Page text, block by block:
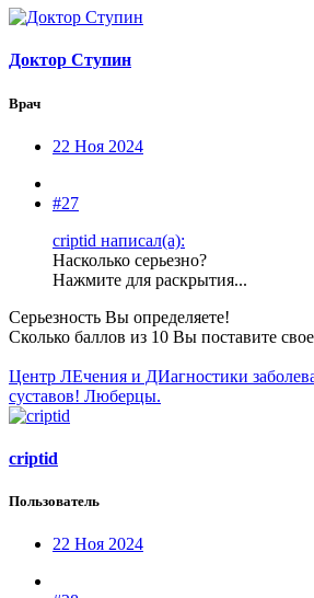
Доктор Ступин
Врач
22 Ноя 2024
#27
criptid написал(а):
Насколько серьезно?
Нажмите для раскрытия...
Серьезность Вы определяете!
Сколько баллов из 10 Вы поставите
Центр ЛЕчения и ДИагностики
суставов! Люберцы.
criptid
Пользователь
22 Ноя 2024